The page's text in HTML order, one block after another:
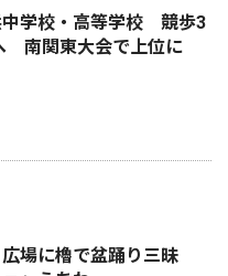
中学校・高等学校 競歩3
南関東大会で上位に
場に櫓で盆踊り三昧